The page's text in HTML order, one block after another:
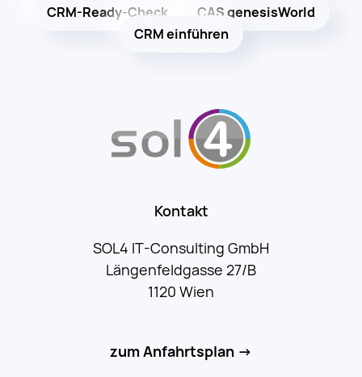
CRM-Ready-Check
CAS genesisWorld
CRM einführen
Kontakt
SOL4 IT-Consulting GmbH
Längenfeldgasse 27/B
1120 Wien
zum Anfahrtsplan →